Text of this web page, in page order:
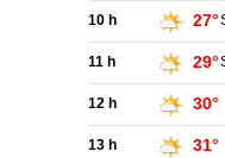
10 h 27°
11 h 29°
12 h 30°
13 h 31°